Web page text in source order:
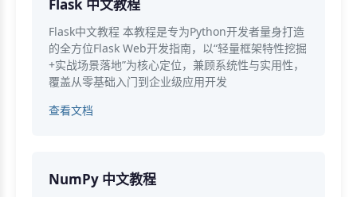
Flask 中文教程
Flask中文教程 本教程是专为Python开发者量身打造
的全方位Flask Web开发指南，以“轻量框架特性挖掘
+实战场景落地”为核心定位，兼顾系统性与实用性，
覆盖从零基础入门到企业级应用开发
查看文档
NumPy 中文教程